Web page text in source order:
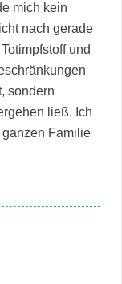
mich kein
nach gerade
und
sondern
ließ. Ich
Familie